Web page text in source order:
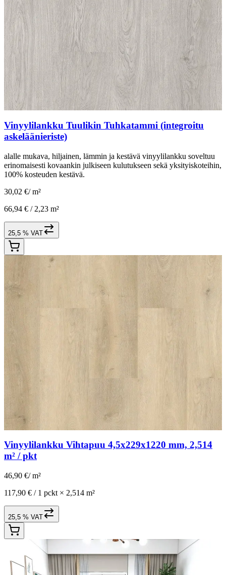
Vinyylilankku Tuulikin Tuhkatammi (integroitu
askeläänieriste)
alalle mukava, hiljainen, lämmin ja kestävä vinyylilankku soveltuu
erinomaisesti kovaankin julkiseen kulutukseen sekä yksityiskoteihin,
100% kosteuden kestävä.
30,02 €/ m²
66,94 € / 2,23 m²
25,5 % VAT
Vinyylilankku Vihtapuu 4,5x229x1220 mm, 2,514
m² / pkt
46,90 €/ m²
117,90 € / 1 pckt × 2,514 m²
25,5 % VAT